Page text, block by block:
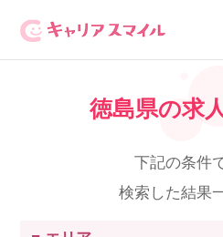
無料相談・お問い
無料転職相談・お問
正社員／パートで働く
正社員・パート
徳島県の求
下記の条件
検索した結果